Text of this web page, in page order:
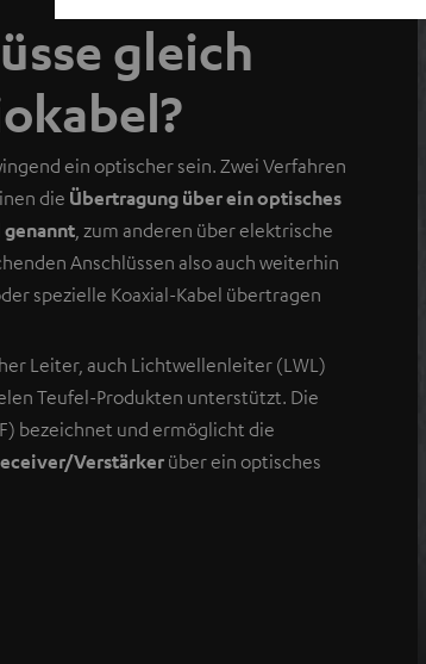
gleich
ein optischer sein. Zwei Verfahren
die Übertragung über ein optisches
, zum anderen über elektrische
Anschlüssen also auch weiterhin
spezielle Koaxial-Kabel übertragen
Leiter, auch Lichtwellenleiter (LWL)
Teufel-Produkten unterstützt. Die
bezeichnet und ermöglicht die
Verstärker über ein optisches